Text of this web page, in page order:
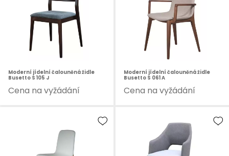
Moderní jídelní čalouněná židle
Busetto S 105 J
Cena na vyžádání
Moderní jídelní čalouněná židle
Busetto S 061 A
Cena na vyžádání